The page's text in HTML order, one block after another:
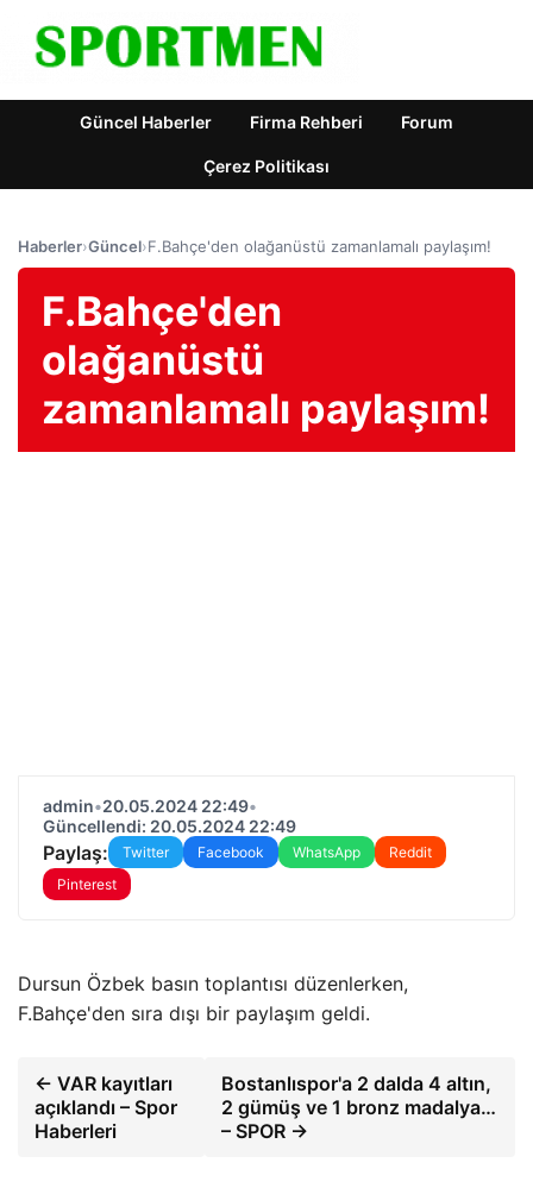
Güncel Haberler Firma Rehberi Forum
Çerez Politikası
Haberler›Güncel›F.Bahçe'den olağanüstü zamanlamalı paylaşım!
F.Bahçe'den
olağanüstü
zamanlamalı paylaşım!
admin•20.05.2024 22:49•
Güncellendi: 20.05.2024 22:49
Paylaş: Twitter Facebook WhatsApp
Reddit
Pinterest
Dursun Özbek basın toplantısı düzenlerken,
F.Bahçe'den sıra dışı bir paylaşım geldi.
← VAR kayıtları
açıklandı – Spor
Haberleri
Bostanlıspor'a 2 dalda 4 altın,
2 gümüş ve 1 bronz madalya…
– SPOR →